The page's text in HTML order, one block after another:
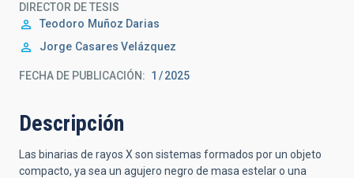
DIRECTOR DE TESIS
Teodoro Muñoz Darias
Jorge Casares Velázquez
FECHA DE PUBLICACIÓN: 1 2025
Descripción
Las binarias de rayos X son sistemas formados por un objeto
compacto, ya sea un agujero negro de masa estelar o una